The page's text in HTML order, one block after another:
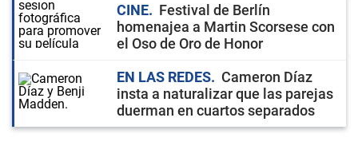
CINE
Festival de Berlín
homenajea a Martin Scorsese con
el Oso de Oro de Honor
EN LAS REDES
Cameron Díaz
insta a naturalizar que las parejas
duerman en cuartos separados